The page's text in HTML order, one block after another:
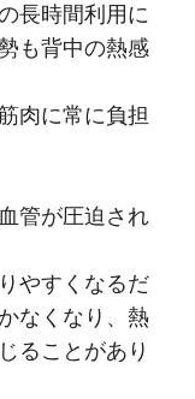
長時間利用に
も背中の熱感
肉に常に負担
管が圧迫され
やすくなるだ
なくなり、熱
ることがあり